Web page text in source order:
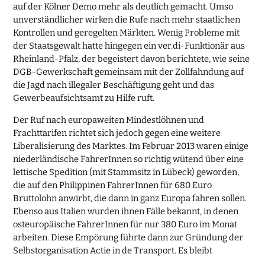
auf der Kölner Demo mehr als deutlich gemacht. Umso
unverständlicher wirken die Rufe nach mehr staatlichen
Kontrollen und geregelten Märkten. Wenig Probleme mit
der Staatsgewalt hatte hingegen ein ver.di-Funktionär aus
Rheinland-Pfalz, der begeistert davon berichtete, wie seine
DGB-Gewerkschaft gemeinsam mit der Zollfahndung auf
die Jagd nach illegaler Beschäftigung geht und das
Gewerbeaufsichtsamt zu Hilfe ruft.
Der Ruf nach europaweiten Mindestlöhnen und
Frachttarifen richtet sich jedoch gegen eine weitere
Liberalisierung des Marktes. Im Februar 2013 waren einige
niederländische FahrerInnen so richtig wütend über eine
lettische Spedition (mit Stammsitz in Lübeck) geworden,
die auf den Philippinen FahrerInnen für 680 Euro
Bruttolohn anwirbt, die dann in ganz Europa fahren sollen.
Ebenso aus Italien wurden ihnen Fälle bekannt, in denen
osteuropäische FahrerInnen für nur 380 Euro im Monat
arbeiten. Diese Empörung führte dann zur Gründung der
Selbstorganisation Actie in de Transport. Es bleibt